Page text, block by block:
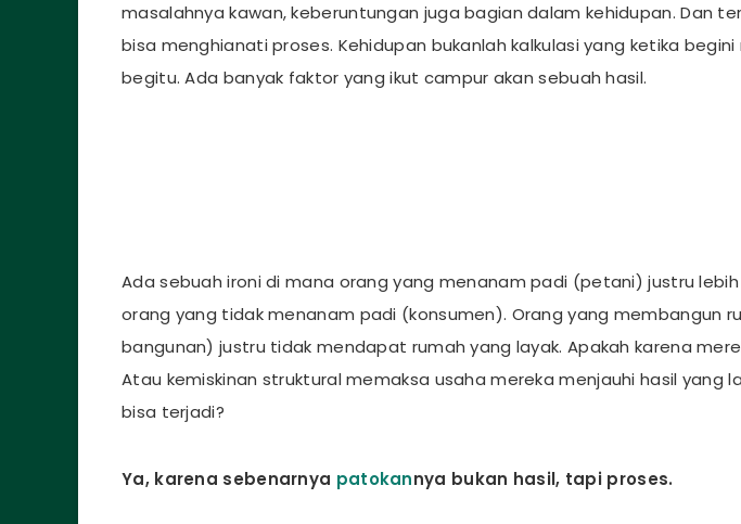
masalahnya kawan, keberuntungan juga bagian dalam kehidupan. Dan
bisa menghianati proses. Kehidupan bukanlah kalkulasi yang ketika begini
begitu. Ada banyak faktor yang ikut campur akan sebuah hasil.
Ada sebuah ironi di mana orang yang menanam padi (petani) justru
orang yang tidak menanam padi (konsumen). Orang yang membangun
bangunan) justru tidak mendapat rumah yang layak. Apakah karena
Atau kemiskinan struktural memaksa usaha mereka menjauhi hasil yang
bisa terjadi?
Ya, karena sebenarnya patokannya bukan hasil, tapi proses.